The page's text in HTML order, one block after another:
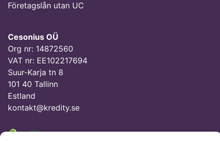
Företagslån utan UC
Cesonius OÜ
Org nr: 14872560
VAT nr: EE102217694
Suur-Karja tn 8
101 40 Tallinn
Estland
kontakt@kredity.se